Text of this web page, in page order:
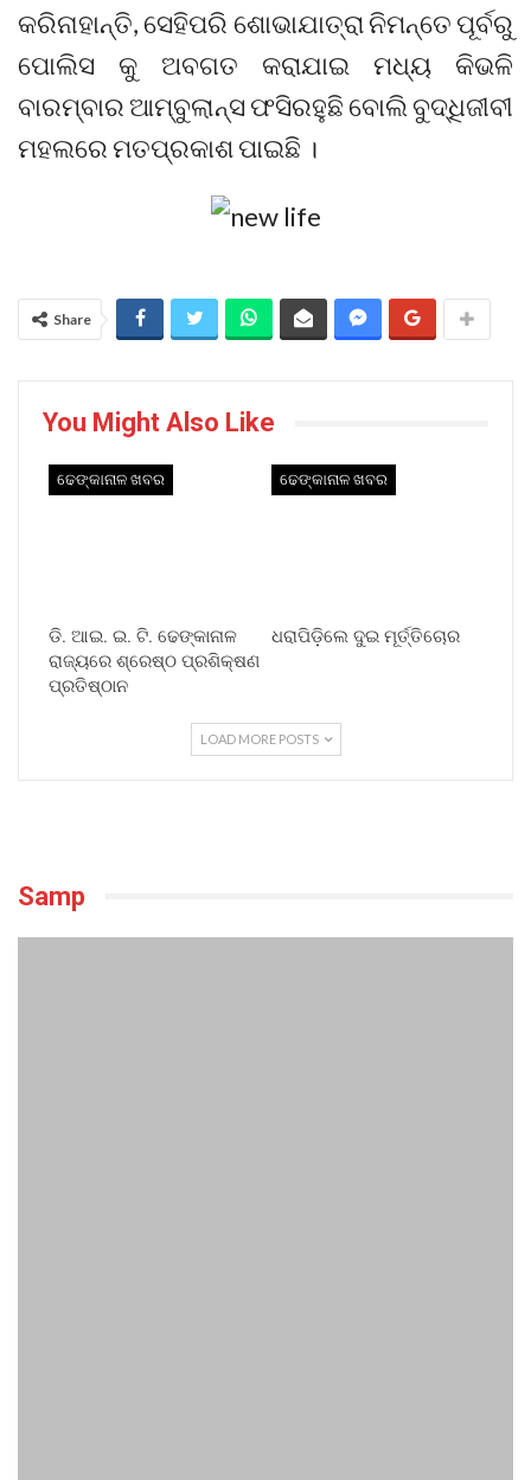
କରିନାହାନ୍ତି, ସେହିପରି ଶୋଭାଯାତ୍ରା ନିମନ୍ତେ ପୂର୍ବରୁ
ପୋଲିସ କୁ ଅବଗତ କରାଯାଇ ମଧ୍ୟ କିଭଳି
ବାରମ୍ବାର ଆମ୍ବୁଲାନ୍ସ ଫସିରହୁଛି ବୋଲି ବୁଦ୍ଧିଜୀବୀ
ମହଲରେ ମତପ୍ରକାଶ ପାଇଛି ।
Share
You Might Also Like
ଢେଙ୍କାନାଳ ଖବର
ଡି. ଆଇ. ଇ. ଟି. ଢେଙ୍କାନାଳ
ରାଜ୍ୟରେ ଶ୍ରେଷ୍ଠ ପ୍ରଶିକ୍ଷଣ
ପ୍ରତିଷ୍ଠାନ
ଢେଙ୍କାନାଳ ଖବର
ଧରାପିଡ଼ିଲେ ଦୁଇ ମୂର୍ତ୍ତିଚୋର
LOAD MORE POSTS
Samp